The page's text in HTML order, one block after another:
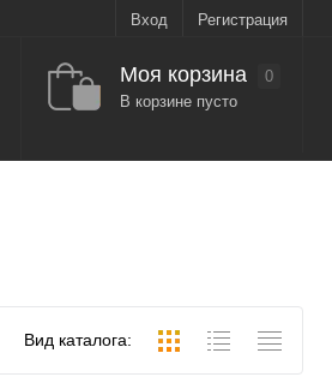
Вход Регистрация
Моя корзина
0
В корзине пусто
Вид каталога: